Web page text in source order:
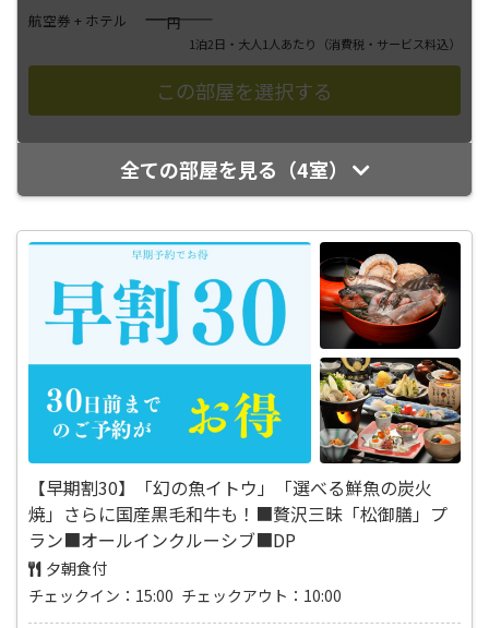
航空券 + ホテル ――――円
1泊2日・大人1人あたり （消費税・サービス料込）
全ての部屋を見る（4室）
【早期割30】「幻の魚イトウ」「選べる鮮魚の炭火
焼」さらに国産黒毛和牛も！■贅沢三昧「松御膳」プ
ラン■オールインクルーシブ■DP
夕朝食付
チェックイン：15:00 チェックアウト：10:00